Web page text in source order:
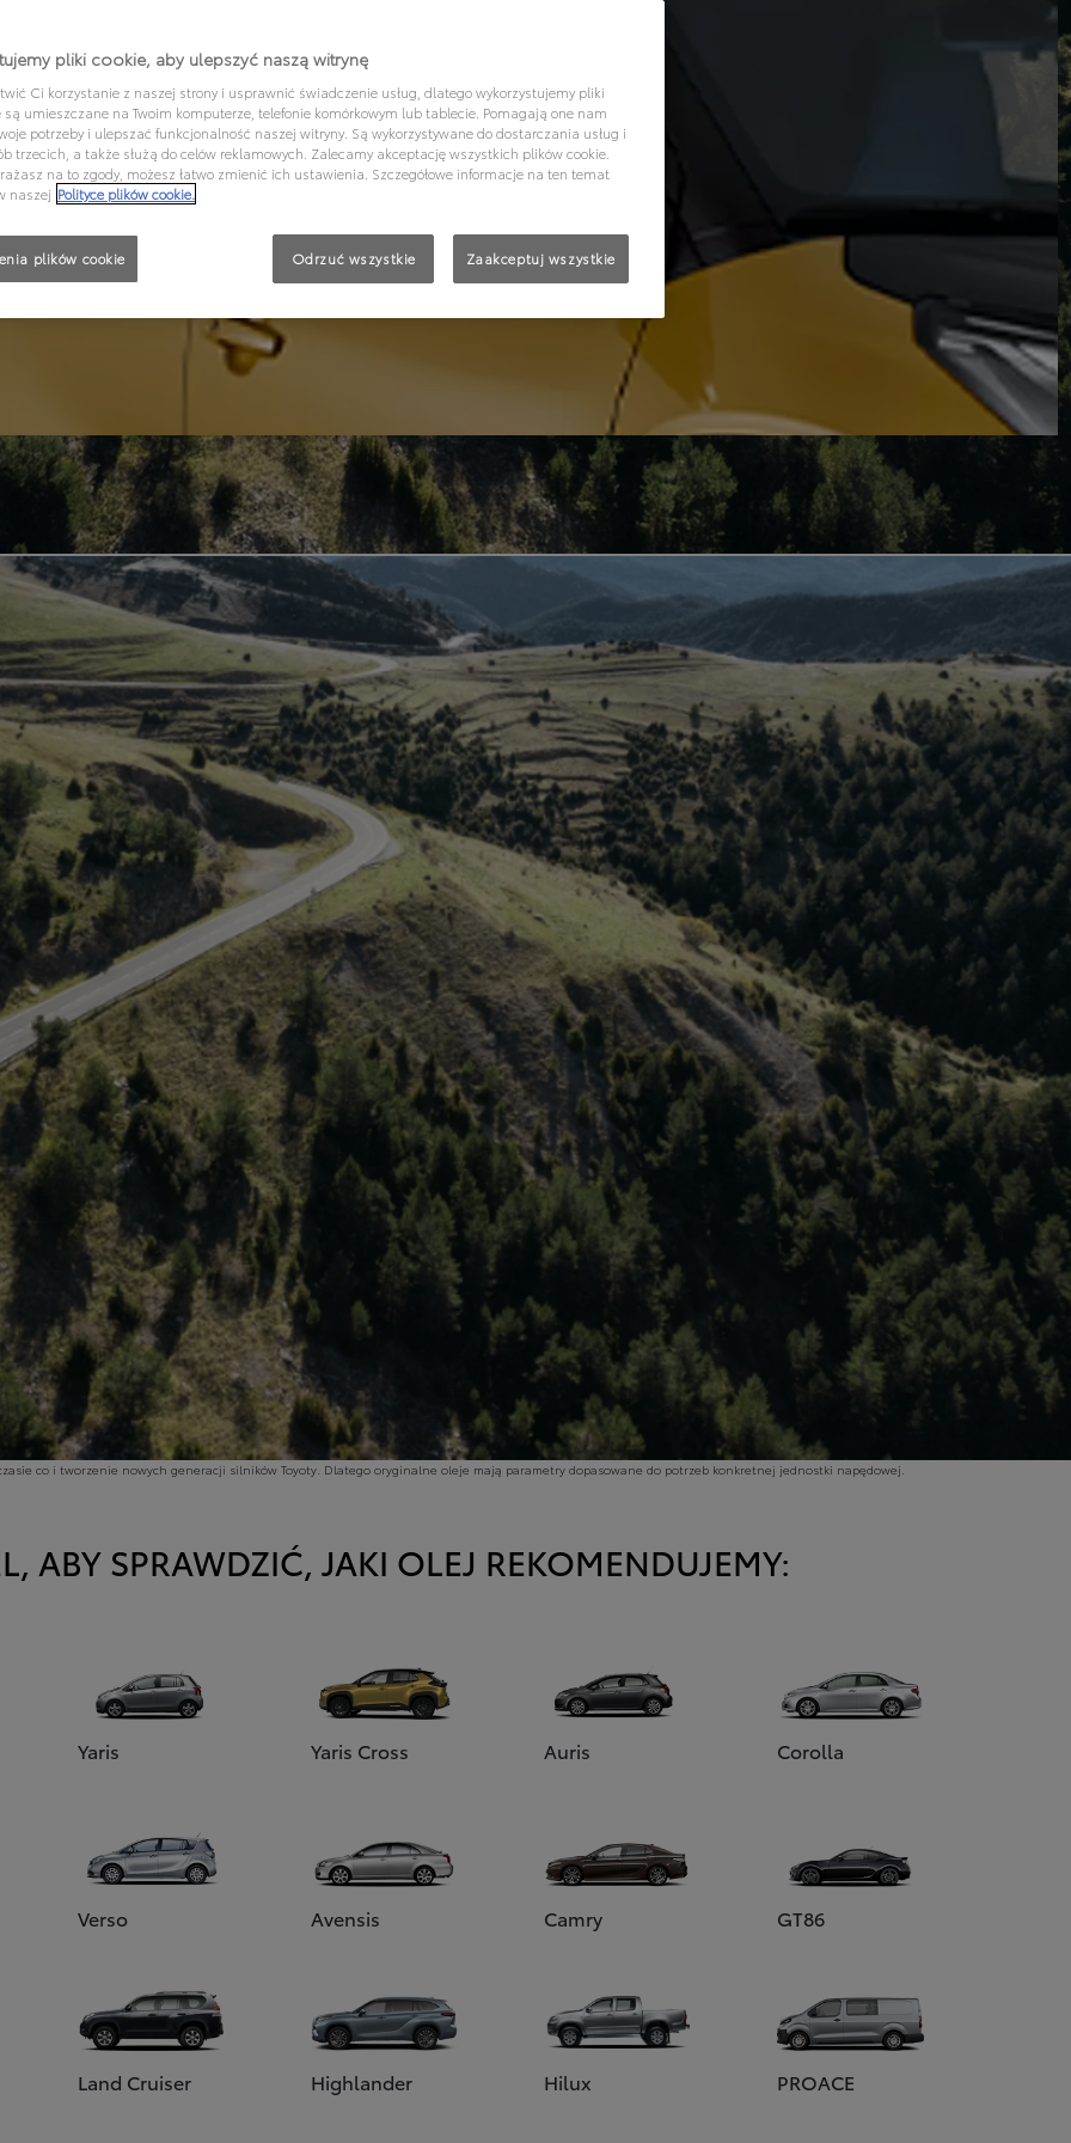
co i tworzenie nowych generacji silników Toyoty. Dlatego oryginalne oleje mają parametry dopasowane do potrzeb konkretnej jednostki napędowej.
ABY SPRAWDZIĆ, JAKI OLEJ REKOMENDUJEMY:
Yaris Yaris Cross Auris Corolla
Verso Avensis Camry GT86
Land Cruiser Highlander Hilux PROACE
pliki cookie, aby ulepszyć naszą witrynę
Ci korzystanie z naszej strony i usprawnić świadczenie usług, dlatego wykorzystujemy pliki
są umieszczane na Twoim komputerze, telefonie komórkowym lub tablecie. Pomagają one nam
potrzeby i ulepszać funkcjonalność naszej witryny. Są wykorzystywane do dostarczania usług i
trzecich, a także służą do celów reklamowych. Zalecamy akceptację wszystkich plików cookie.
na to zgody, możesz łatwo zmienić ich ustawienia. Szczegółowe informacje na ten temat
naszej Polityce plików cookie.
Odrzuć wszystkie Zaakceptuj wszystkie
plików cookie